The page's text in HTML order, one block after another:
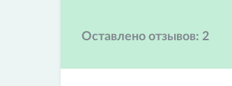
Оставлено отзывов: 2